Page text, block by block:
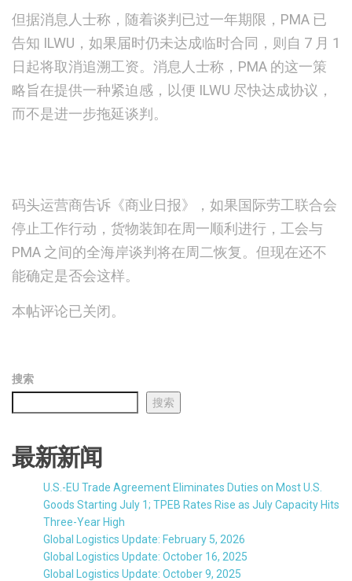
但据消息人士称，随着谈判已过一年期限，PMA 已
告知 ILWU，如果届时仍未达成临时合同，则自 7 月 1
日起将取消追溯工资。消息人士称，PMA 的这一策
略旨在提供一种紧迫感，以便 ILWU 尽快达成协议，
而不是进一步拖延谈判。
码头运营商告诉《商业日报》，如果国际劳工联合会
停止工作行动，货物装卸在周一顺利进行，工会与
PMA 之间的全海岸谈判将在周二恢复。但现在还不
能确定是否会这样。
本帖评论已关闭。
搜索
搜索
最新新闻
U.S.-EU Trade Agreement Eliminates Duties on Most U.S.
Goods Starting July 1; TPEB Rates Rise as July Capacity Hits
Three-Year High
Global Logistics Update: February 5, 2026
Global Logistics Update: October 16, 2025
Global Logistics Update: October 9, 2025